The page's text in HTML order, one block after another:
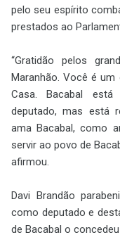
pelo seu espírito
prestados ao
“Gratidão pelos
Maranhão. Você é
Casa. Bacabal
deputado, mas está
ama Bacabal, como
servir ao povo de
afirmou.
Davi Brandão
como deputado e
de Bacabal o